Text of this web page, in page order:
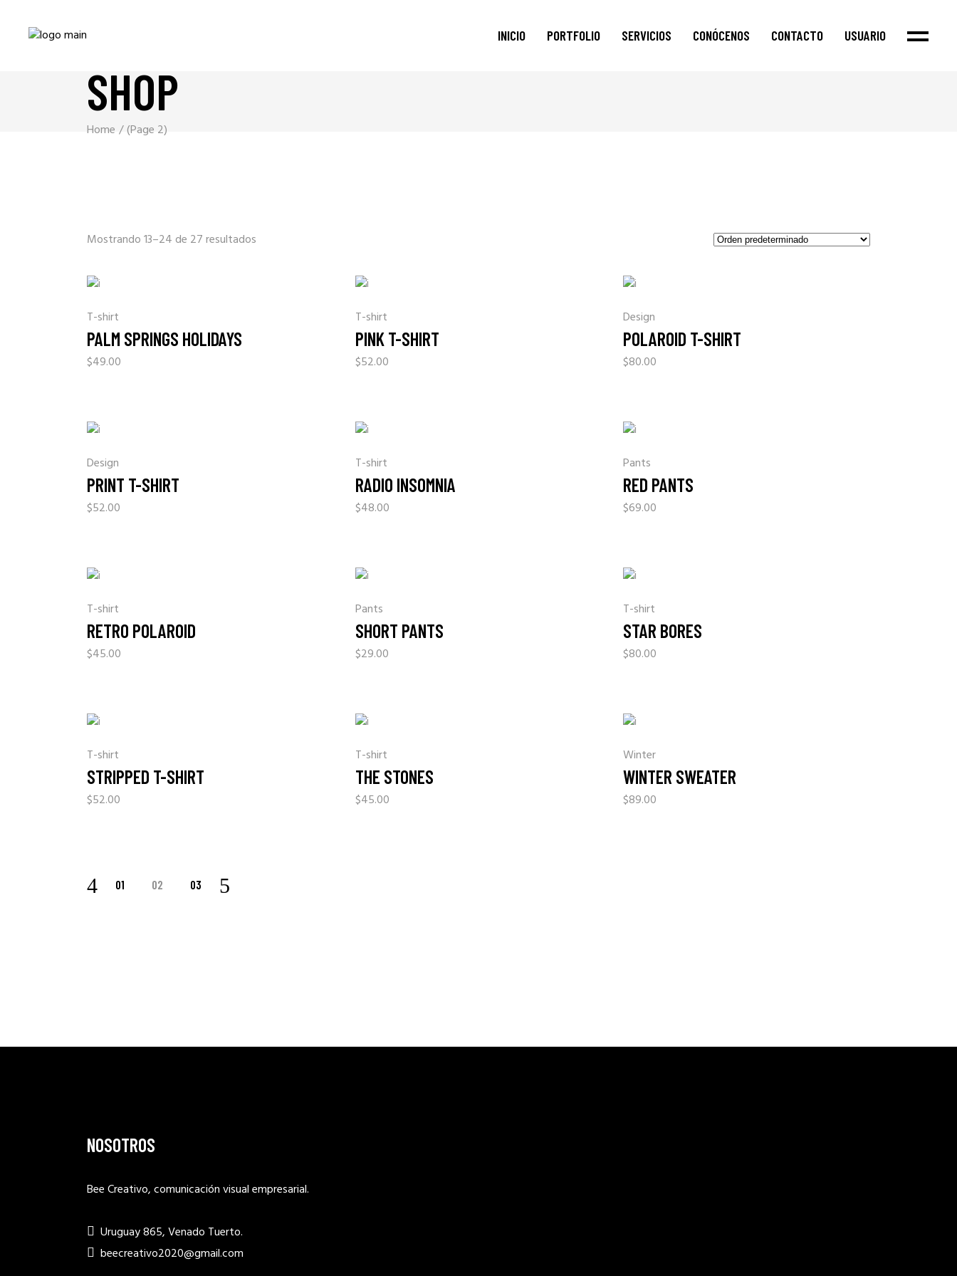
INICIO PORTFOLIO SERVICIOS CONÓCENOS CONTACTO USUARIO
SHOP
Home (Page 2)
Mostrando 13–24 de 27 resultados
T-shirt
PALM SPRINGS HOLIDAYS
$49.00
T-shirt
PINK T-SHIRT
$52.00
Design
POLAROID T-SHIRT
$80.00
Design
PRINT T-SHIRT
$52.00
T-shirt
RADIO INSOMNIA
$48.00
Pants
RED PANTS
$69.00
T-shirt
RETRO POLAROID
$45.00
Pants
SHORT PANTS
$29.00
T-shirt
STAR BORES
$80.00
T-shirt
STRIPPED T-SHIRT
$52.00
T-shirt
THE STONES
$45.00
Winter
WINTER SWEATER
$89.00
01 02 03
NOSOTROS
Bee Creativo, comunicación visual empresarial.
Uruguay 865, Venado Tuerto.
beecreativo2020@gmail.com